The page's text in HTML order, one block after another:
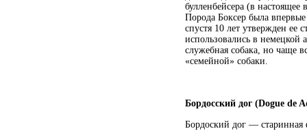
булленбейсера (в настоящее
Порода Боксер была
спустя 10 лет утвержден ее
использовались в
служебная собака, но чаще
«семейной» собаки.
Бордосский дог (Dogue de
Бордоский дог —